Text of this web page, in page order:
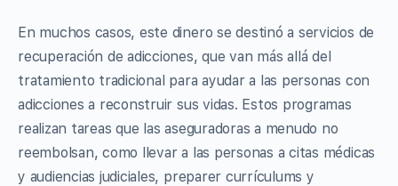
En muchos casos, este dinero se destinó a servicios de
recuperación de adicciones, que van más allá del
tratamiento tradicional para ayudar a las personas con
adicciones a reconstruir sus vidas. Estos programas
realizan tareas que las aseguradoras a menudo no
reembolsan, como llevar a las personas a citas médicas
y audiencias judiciales, preparer currículums y